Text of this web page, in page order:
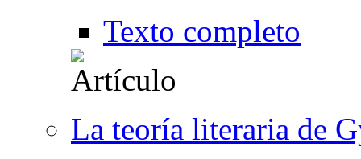
Texto completo
La teoría literaria de